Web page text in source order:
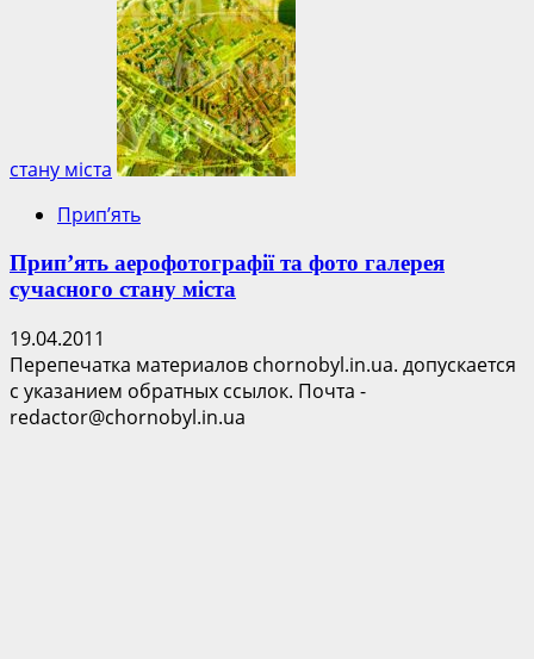
стану міста
Прип’ять
Прип’ять аерофотографії та фото галерея
сучасного стану міста
19.04.2011
Перепечатка материалов chornobyl.in.ua. допускается
с указанием обратных ссылок. Почта -
redactor@chornobyl.in.ua